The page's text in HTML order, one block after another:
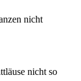
nicht
nicht so